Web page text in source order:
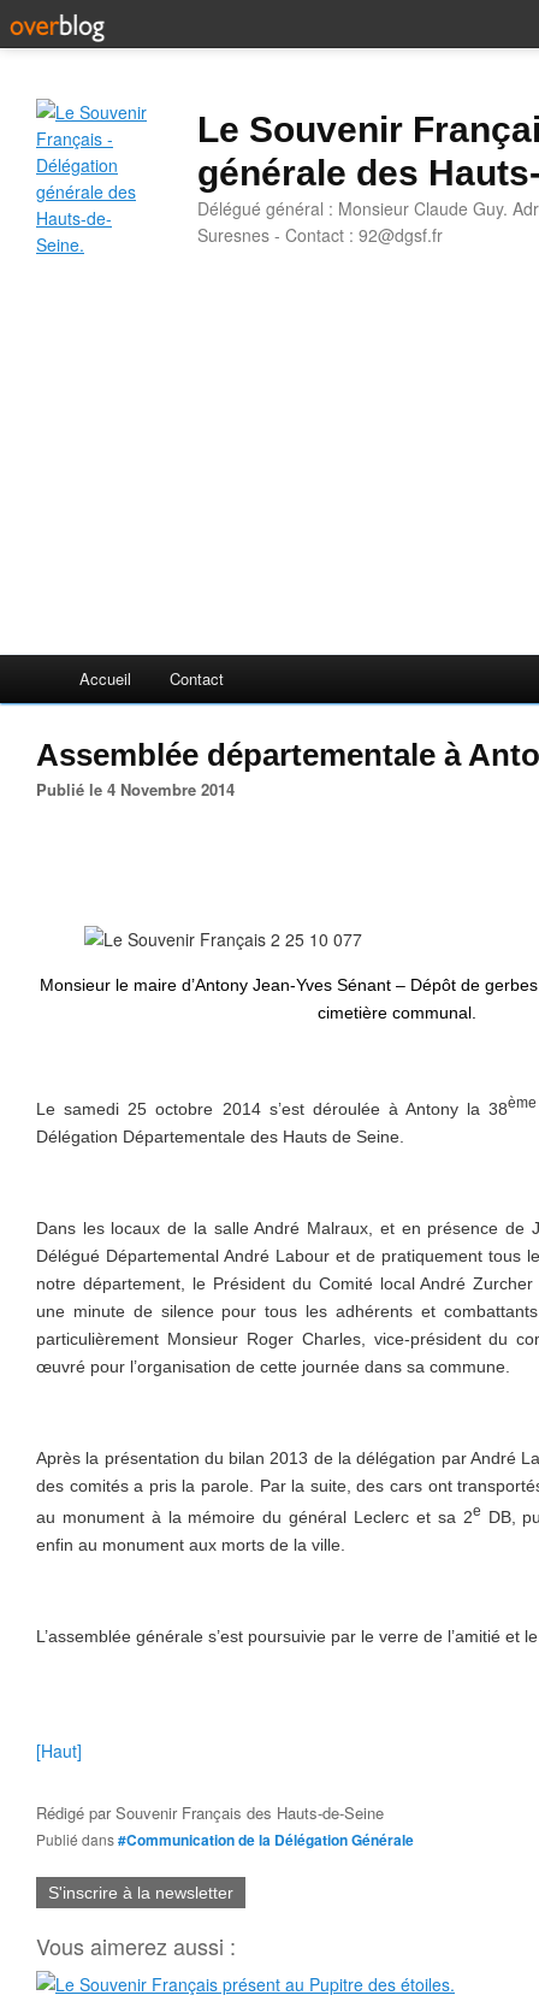
Le Souvenir
générale des
Délégué général : Monsieur Claude Guy.
Suresnes - Contact : 92@dgsf.fr
Accueil Contact
Assemblée départementale à
Publié le 4 Novembre 2014
Monsieur le maire d’Antony Jean-Yves Sénant – Dépôt de
cimetière communal.
Le samedi 25 octobre 2014 s’est déroulée à Antony la 38ème
Délégation Départementale des Hauts de Seine.
Dans les locaux de la salle André Malraux, et en présence de
Délégué Départemental André Labour et de pratiquement tous
notre département, le Président du Comité local André
une minute de silence pour tous les adhérents et
particulièrement Monsieur Roger Charles, vice-président du
œuvré pour l’organisation de cette journée dans sa commune.
Après la présentation du bilan 2013 de la délégation par André
des comités a pris la parole. Par la suite, des cars ont
au monument à la mémoire du général Leclerc et sa 2e
DB,
enfin au monument aux morts de la ville.
L’assemblée générale s’est poursuivie par le verre de l’amitié et
[Haut]
Rédigé parSouvenir Français des Hauts-de-Seine
Publié dans#Communication de la Délégation Générale
S'inscrire à la newsletter
Vous aimerez aussi :